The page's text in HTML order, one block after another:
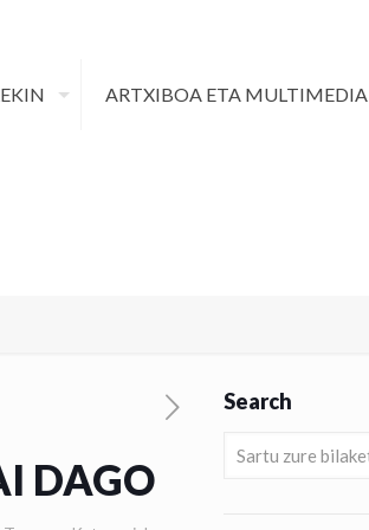
ARTXIBOA ETA MULTIMEDIA
DAGO
Search